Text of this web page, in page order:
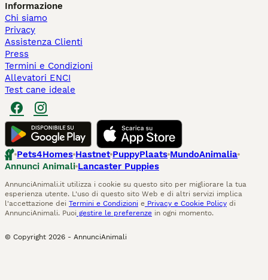
Informazione
Chi siamo
Privacy
Assistenza Clienti
Press
Termini e Condizioni
Allevatori ENCI
Test cane ideale
Pets4Homes Hastnet PuppyPlaats MundoAnimalia
Annunci Animali Lancaster Puppies
AnnunciAnimali.it utilizza i cookie su questo sito per migliorare la tua
esperienza utente. L'uso di questo sito Web e di altri servizi implica
l'accettazione dei Termini e Condizioni e Privacy e Cookie Policy di
AnnunciAnimali. Puoi gestire le preferenze in ogni momento.
© Copyright 2026 - AnnunciAnimali